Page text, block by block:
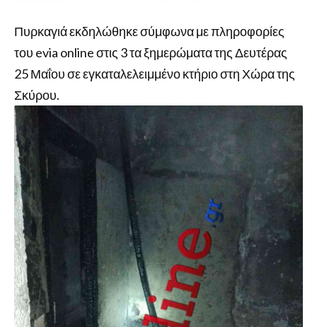
Πυρκαγιά εκδηλώθηκε σύμφωνα με πληροφορίες
του evia online στις 3 τα ξημερώματα της Δευτέρας
25 Μαΐου σε εγκαταλελειμμένο κτήριο στη Χώρα της
Σκύρου.